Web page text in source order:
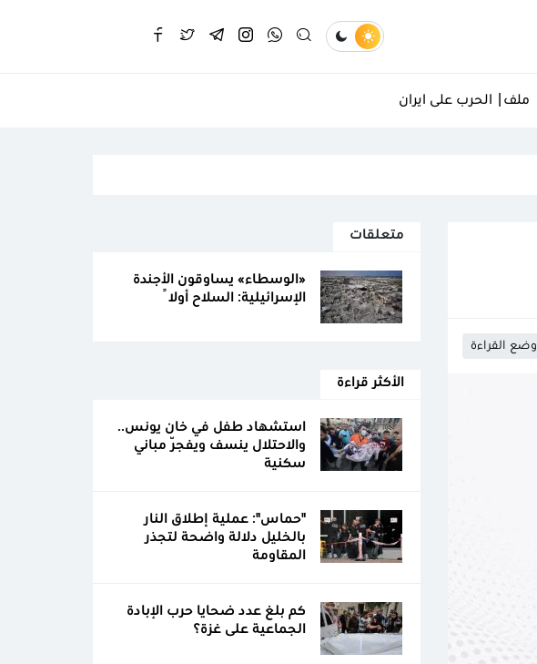
ملف| الحرب على ايران
وضع القراءة
متعلقات
«الوسطاء» يساوقون الأجندة
الإسرائيلية: السلاح أولاً
الأكثر قراءة
استشهاد طفل في خان يونس..
والاحتلال ينسف ويفجّر مباني
سكنية
"حماس": عملية إطلاق النار
بالخليل دلالة واضحة لتجذر
المقاومة
كم بلغ عدد ضحايا حرب الإبادة
الجماعية على غزة؟